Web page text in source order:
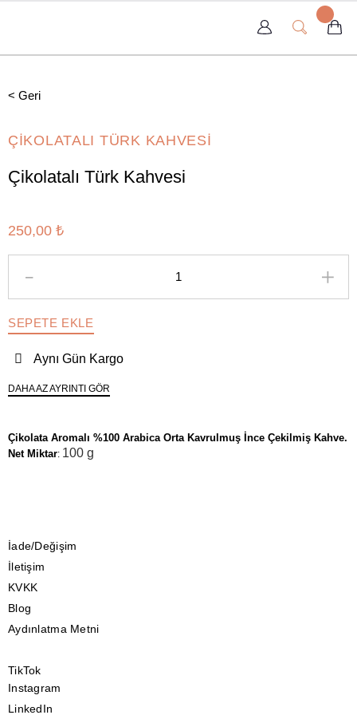
< Geri
ÇİKOLATALI TÜRK KAHVESİ
Çikolatalı Türk Kahvesi
250,00 ₺
SEPETE EKLE
Aynı Gün Kargo
DAHA AZ AYRINTI GÖR
Çikolata Aromalı %100 Arabica Orta Kavrulmuş İnce Çekilmiş Kahve.
Net Miktar: 100 g
İade/Değişim
İletişim
KVKK
Blog
Aydınlatma Metni
TikTok
Instagram
LinkedIn